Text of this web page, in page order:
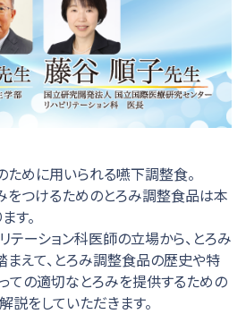
めに用いられる嚥下調整食。
をつけるためのとろみ調整食品は本
す。
テーション科医師の立場から、とろみ
まえて、とろみ調整食品の歴史や特
ての適切なとろみを提供するための
をしていただきます。